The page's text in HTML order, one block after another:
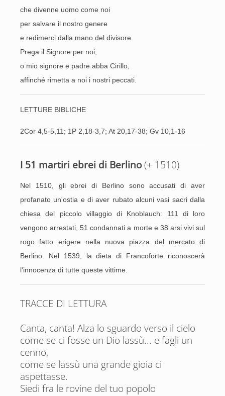
che divenne uomo come noi
per salvare il nostro genere
e redimerci dalla mano del divisore.
Prega il Signore per noi,
o mio signore e padre abba Cirillo,
affinché rimetta a noi i nostri peccati.
LETTURE BIBLICHE
2Cor 4,5-5,11; 1P 2,18-3,7; At 20,17-38; Gv 10,1-16
I 51 martiri ebrei di Berlino(+ 1510)
Nel 1510, gli ebrei di Berlino sono accusati di aver
profanato un'ostia e di aver rubato alcuni vasi sacri dalla
chiesa del piccolo villaggio di Knoblauch: 111 di loro
vengono arrestati, 51 condannati a morte e 38 arsi vivi sul
rogo fatto erigere nella nuova piazza del mercato di
Berlino. Nel 1539, la dieta di Francoforte riconoscerà
l'innocenza di tutte queste vittime.
TRACCE DI LETTURA
Canta, canta! Alza lo sguardo verso il cielo
come se ci fosse un Dio lassù... e fagli un
cenno,
come se lassù una grande gioia ci
aspettasse.
Siedi fra le rovine del tuo popolo